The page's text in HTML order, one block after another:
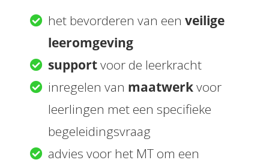
het bevorderen van eenveilige
leeromgeving
supportvoor de leerkracht
inregelen van maatwerkvoor
leerlingen met een specifieke
begeleidingsvraag
advies voor het MT om een